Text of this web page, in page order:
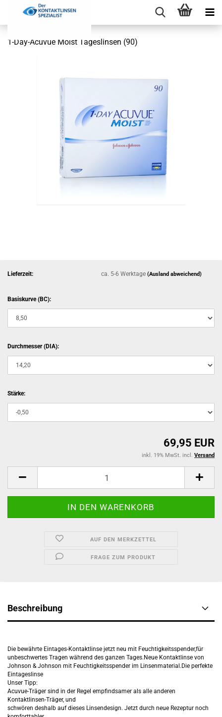
1-Day-Acuvue Moist Tageslinsen (90)
Lieferzeit: ca. 5-6 Werktage(Ausland abweichend)
Basiskurve (BC):
Durchmesser (DIA):
Stärke:
69,95 EUR
inkl. 19% MwSt. incl. Versand
AUF DEN MERKZETTEL
FRAGE ZUM PRODUKT
Beschreibung
Die bewährte Eintages-Kontaktlinse jetzt neu mit Feuchtigkeitsspender,für
unbeschwertes Tragen während des ganzen Tages.Neue Kontaktlinse von
Johnson & Johnson mit Feuchtigkeitsspender im Linsenmaterial.Die perfekte
Eintageslinse
Unser Tipp:
Acuvue-Träger sind in der Regel empfindsamer als alle anderen
Kontaktlinsen-Träger, und
schwören deshalb auf dieses Linsendesign. Jetzt durch neue Rezeptur noch